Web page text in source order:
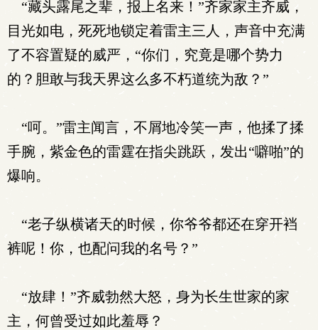
“藏头露尾之辈，报上名来！”齐家家主齐威，
目光如电，死死地锁定着雷主三人，声音中充满
了不容置疑的威严，“你们，究竟是哪个势力
的？胆敢与我天界这么多不朽道统为敌？”
“呵。”雷主闻言，不屑地冷笑一声，他揉了揉
手腕，紫金色的雷霆在指尖跳跃，发出“噼啪”的
爆响。
“老子纵横诸天的时候，你爷爷都还在穿开裆
裤呢！你，也配问我的名号？”
“放肆！”齐威勃然大怒，身为长生世家的家
主，何曾受过如此羞辱？